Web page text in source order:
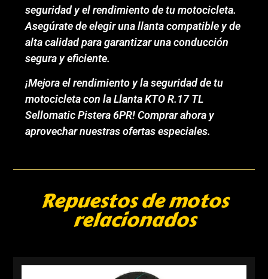
seguridad y el rendimiento de tu motocicleta.
Asegúrate de elegir una llanta compatible y de
alta calidad para garantizar una conducción
segura y eficiente.
¡Mejora el rendimiento y la seguridad de tu
motocicleta con la Llanta KTO R.17 TL
Sellomatic Pistera 6PR! Comprar ahora y
aprovechar nuestras ofertas especiales.
Repuestos de motos
relacionados